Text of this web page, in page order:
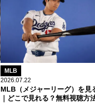
MLB
2026.07.22
MLB（メジャーリーグ）を見
｜どこで見れる？無料視聴方